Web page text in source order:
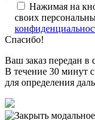
Нажимая на
своих
Спасибо!
Ваш заказ передан в
В течение 30 минут
для определения